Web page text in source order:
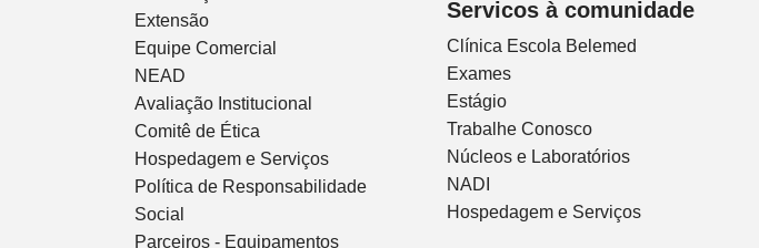
Extensão
Equipe Comercial
NEAD
Avaliação Institucional
Comitê de Ética
Hospedagem e Serviços
Política de Responsabilidade
Social
Parceiros - Equipamentos
Servicos à comunidade
Clínica Escola Belemed
Exames
Estágio
Trabalhe Conosco
Núcleos e Laboratórios
NADI
Hospedagem e Serviços